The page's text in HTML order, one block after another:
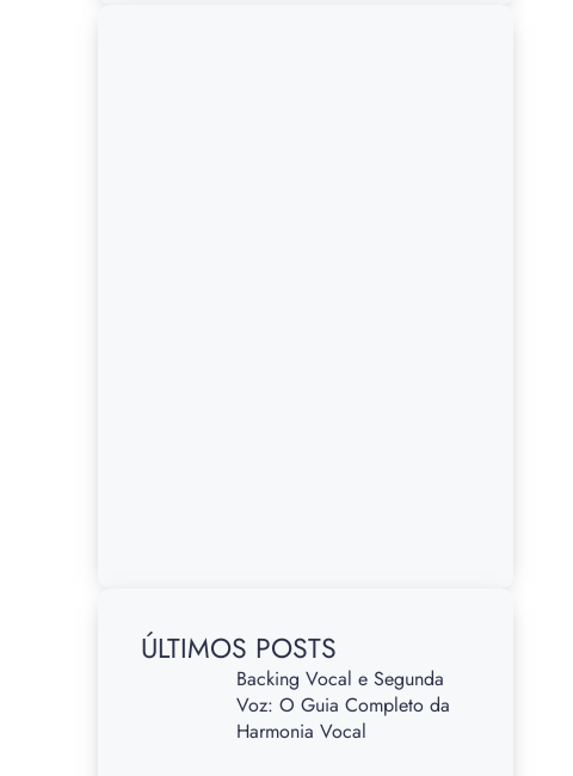
ÚLTIMOS POSTS
Backing Vocal e Segunda
Voz: O Guia Completo da
Harmonia Vocal